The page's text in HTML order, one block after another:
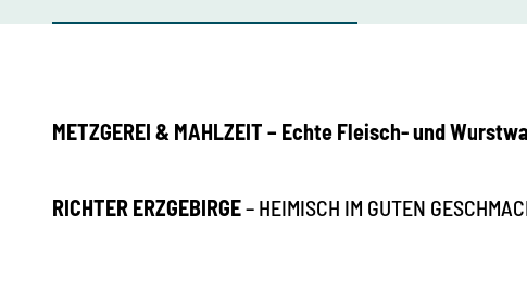
METZGEREI & MAHLZEIT – Echte Fleisch- und
RICHTER ERZGEBIRGE– HEIMISCH IM GUTEN